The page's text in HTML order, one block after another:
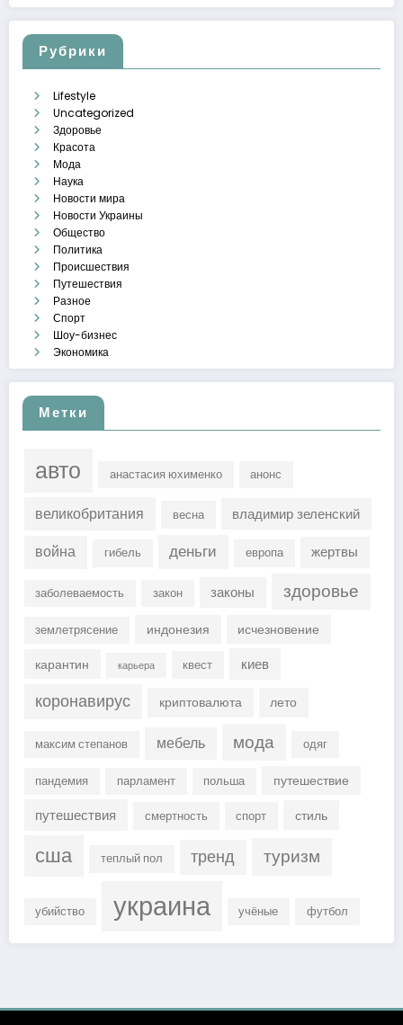
Рубрики
Lifestyle
Uncategorized
Здоровье
Красота
Мода
Наука
Новости мира
Новости Украины
Общество
Политика
Происшествия
Путешествия
Разное
Спорт
Шоу-бизнес
Экономика
Метки
авто анастасия юхименко анонс
великобритания весна владимир зеленский
война гибель деньги европа жертвы
заболеваемость закон законы здоровье
землетрясение индонезия
исчезновение
карантин
карьера квест киев
коронавирус криптовалюта лето
максим степанов мебель мода одяг
пандемия парламент польша путешествие
путешествия смертность спорт стиль
сша теплый пол тренд туризм
убийство украина учёные футбол